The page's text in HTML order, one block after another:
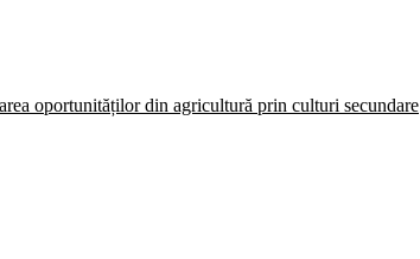
oportunităților din agricultură prin culturi secundare